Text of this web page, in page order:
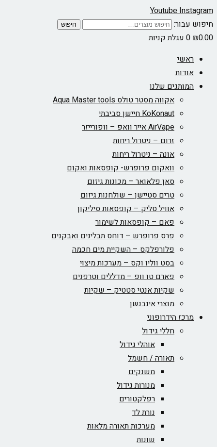
YoutubeInstagram
חיפוש עבור:
חיפוש
₪0.00
0עגלת קניות
ראשי
אודות
המותגים שלנו
אקווה מסטר טולס Aqua Master tools
KoKonaut חיישן סביבתי
AirVape אייר וואפ – וופורייזר
זרום – ניטרול ריחות
אונה – ניטרול ריחות
וואקום פרופרש- קופסאות ואקום
סאן פלאואר – מכונות גיזום
טרים סטיישן – שולחנות גיזום
אוויל סליק – קופסאות סיליקון
פאם – קופסאות לשימור
פרס פרופרש – דוחס תבלינים ואבקנים
פלורפלקס – השקיית מים חכמה
בסט ווליו וקס – מערכות מיצוי
פארם טו וופ – מדללים וטרפנים
שקיות אנטי סטטיק – שקיות
מוצרי אינבנשן
מרכז הידרופוני
חללי גידול
אוהלי גידול
תאורה / חשמל
משנקים
מנורות גידול
רפלקטורים
נורת לד
מערכות תאורה מלאות
שונות